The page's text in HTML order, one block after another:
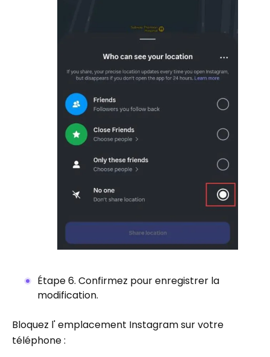
Étape 6. Confirmez pour enregistrer la
modification.
Bloquez l' emplacement Instagram sur votre
téléphone :